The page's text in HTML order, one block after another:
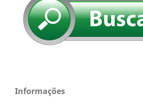
Informações